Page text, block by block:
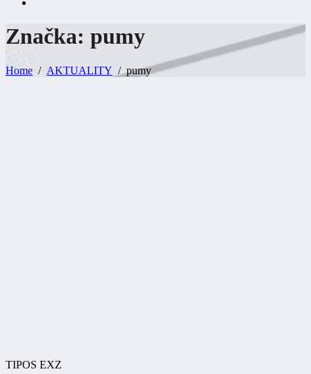
Značka: pumy
Home AKTUALITY pumy
TIPOS EXZ